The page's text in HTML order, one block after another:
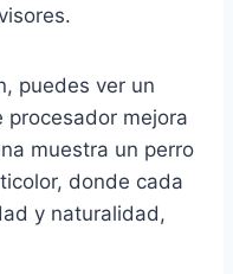
puedes ver un
procesador mejora
muestra un perro
donde cada
y naturalidad,